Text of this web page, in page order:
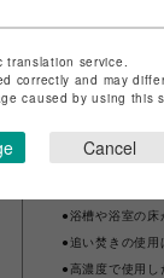
●本品は食べられ
●化粧品がお肌
けますと、症状
用中、赤味、は
な異常があらわれ
●24時間風呂な
●浴槽や浴室の床
●追い焚きの使用
●高濃度で使用し
service.
correctly and may
caused by using this
Cancel